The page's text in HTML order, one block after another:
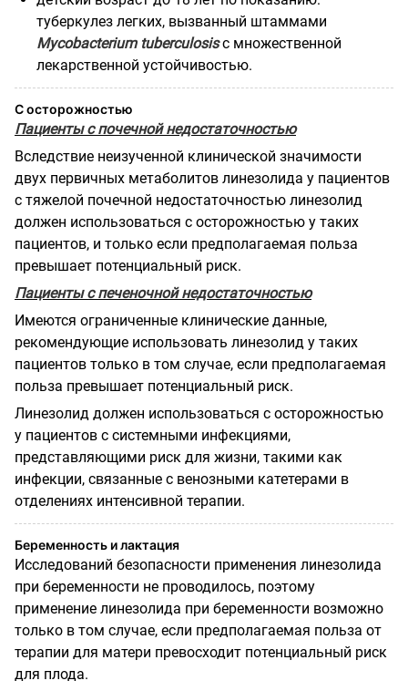
туберкулез легких, вызванный штаммами
Mycobacterium tuberculosis с множественной
лекарственной устойчивостью.
С осторожностью
Пациенты с почечной недостаточностью
Вследствие неизученной клинической значимости
двух первичных метаболитов линезолида у пациентов
с тяжелой почечной недостаточностью линезолид
должен использоваться с осторожностью у таких
пациентов, и только если предполагаемая польза
превышает потенциальный риск.
Пациенты с печеночной недостаточностью
Имеются ограниченные клинические данные,
рекомендующие использовать линезолид у таких
пациентов только в том случае, если предполагаемая
польза превышает потенциальный риск.
Линезолид должен использоваться с осторожностью
у пациентов с системными инфекциями,
представляющими риск для жизни, такими как
инфекции, связанные с венозными катетерами в
отделениях интенсивной терапии.
Беременность и лактация
Исследований безопасности применения линезолида
при беременности не проводилось, поэтому
применение линезолида при беременности возможно
только в том случае, если предполагаемая польза от
терапии для матери превосходит потенциальный риск
для плода.